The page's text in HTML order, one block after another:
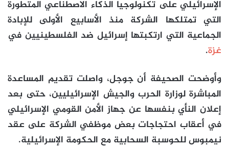
الإسرائيلي على تكنولوجيا الذكاء الاصطناعي المتطورة
التي تمتلكها الشركة منذ الأسابيع الأولى للإبادة
الجماعية التي ارتكبتها إسرائيل ضد الفلسطينيين في
غزة.
وأوضحت الصحيفة أن جوجل، واصلت تقديم المساعدة
المباشرة لوزارة الحرب والجيش الإسرائيليين، حتى بعد
إعلان النأي بنفسها عن جهاز الأمن القومي الإسرائيلي
في أعقاب احتجاجات بعض موظفي الشركة على عقد
نيمبوس للحوسبة السحابية مع الحكومة الإسرائيلية.